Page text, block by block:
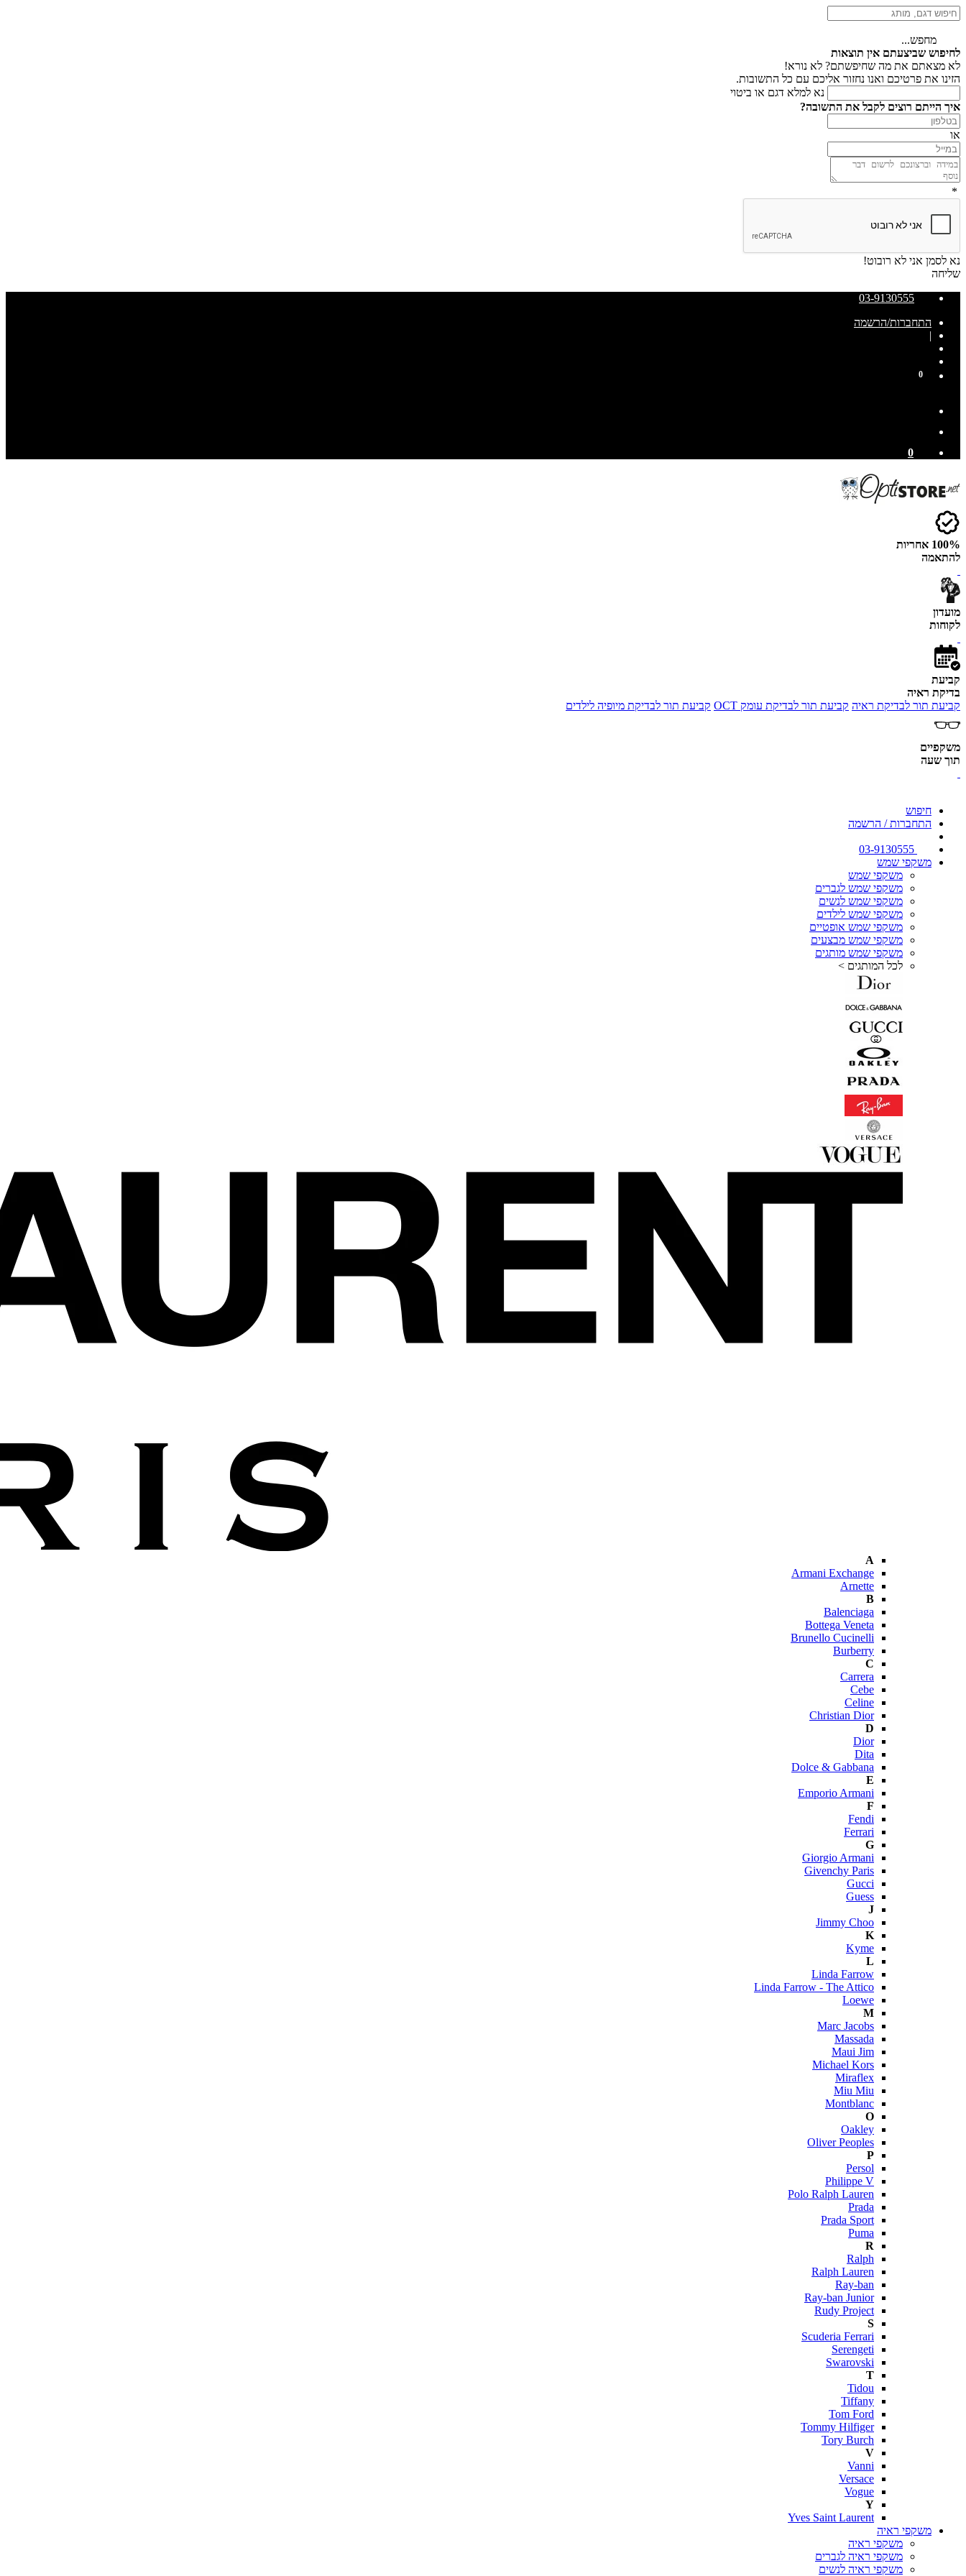
מחפש...
לחיפוש שביצעתם אין תוצאות
לא מצאתם את מה שחיפשתם? לא נורא!
הזינו את פרטיכם ואנו נחזור אליכם עם כל התשובות.
נא למלא דגם או ביטוי
איך הייתם רוצים לקבל את התשובה?
או
*
נא לסמן אני לא רובוט!
שליחה
03-9130555
התחברות/הרשמה
|
0
0
100% אחריות
להתאמה
מועדון
לקוחות
קביעת
בדיקת ראיה
קביעת תור לבדיקת ראיה קביעת תור לבדיקת עומק OCT קביעת תור לבדיקת מיופיה לילדים
משקפיים
תוך שעה
חיפוש
התחברות / הרשמה
משקפי שמש
משקפי שמש
משקפי שמש לגברים
משקפי שמש לנשים
משקפי שמש לילדים
משקפי שמש אופטיים
משקפי שמש מבצעים
משקפי שמש מותגים
לכל המותגים >
A
Armani Exchange
Arnette
B
Balenciaga
Bottega Veneta
Brunello Cucinelli
Burberry
C
Carrera
Cebe
Celine
Christian Dior
D
Dior
Dita
Dolce & Gabbana
E
Emporio Armani
F
Fendi
Ferrari
G
Giorgio Armani
Givenchy Paris
Gucci
Guess
J
Jimmy Choo
K
Kyme
L
Linda Farrow
Linda Farrow - The Attico
Loewe
M
Marc Jacobs
Massada
Maui Jim
Michael Kors
Miraflex
Miu Miu
Montblanc
O
Oakley
Oliver Peoples
P
Persol
Philippe V
Polo Ralph Lauren
Prada
Prada Sport
Puma
R
Ralph
Ralph Lauren
Ray-ban
Ray-ban Junior
Rudy Project
S
Scuderia Ferrari
Serengeti
Swarovski
T
Tidou
Tiffany
Tom Ford
Tommy Hilfiger
Tory Burch
V
Vanni
Versace
Vogue
Y
Yves Saint Laurent
משקפי ראיה
משקפי ראיה
משקפי ראיה לגברים
משקפי ראיה לנשים